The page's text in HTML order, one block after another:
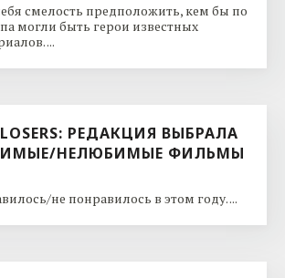
смелость предположить, кем бы по
могли быть герои известных
...
LOSERS: РЕДАКЦИЯ ВЫБРАЛА
НЕЛЮБИМЫЕ ФИЛЬМЫ
не понравилось в этом году. ...